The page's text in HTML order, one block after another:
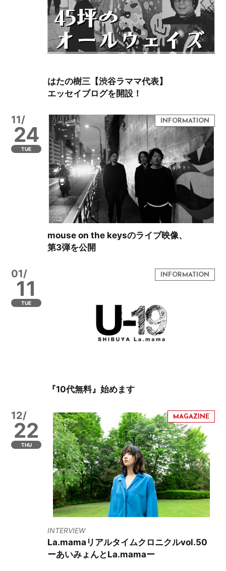
はたの樹三【渋谷ラママ代表】
エッセイブログを開設！
11/
24
TUE
mouse on the keysのライブ映像、
第3弾を公開
01/
11
TUE
『10代無料』始めます
12/
22
THU
INTERVIEW
La.mamaリアルタイムクロニクルvol.50
ーあいみょんとLa.mamaー